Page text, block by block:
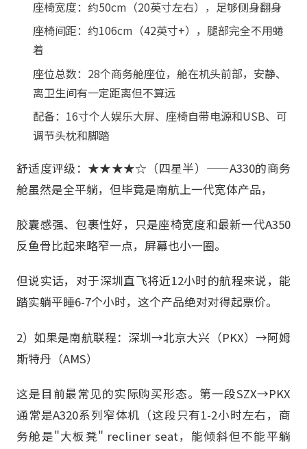
座椅宽度：约50cm（20英寸左右），足够侧身翻身
座椅间距：约106cm（42英寸+），腿部完全不用蜷
着
座位总数：28个商务舱座位，舱在机头前部，安静、
离卫生间有一定距离但不算远
配备：16寸个人娱乐大屏、座椅自带电源和USB、可
调节头枕和脚踏
舒适度评级：★★★★☆（四星半）——A330的商务
舱虽然是全平躺，但毕竟是南航上一代宽体产品，
胶囊感强、包裹性好，只是座椅宽度和最新一代A350
反鱼骨比起来略窄一点，屏幕也小一圈。
但说实话，对于深圳直飞将近12小时的航程来说，能
踏实躺平睡6-7个小时，这个产品绝对对得起票价。
2）如果是南航联程：深圳→北京大兴（PKX）→阿姆
斯特丹（AMS）
这是目前最常见的实际购买形态。第一段SZX→PKX
通常是A320系列窄体机（这段只有1-2小时左右，商
务舱是"大板凳" recliner seat，能倾斜但不能平躺